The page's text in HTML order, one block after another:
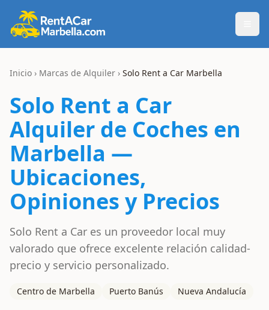
Inicio › Marcas de Alquiler › Solo Rent a Car Marbella
Solo Rent a Car
Alquiler de Coches en
Marbella —
Ubicaciones,
Opiniones y Precios
Solo Rent a Car es un proveedor local muy
valorado que ofrece excelente relación calidad-
precio y servicio personalizado.
Centro de Marbella Puerto Banús Nueva Andalucía